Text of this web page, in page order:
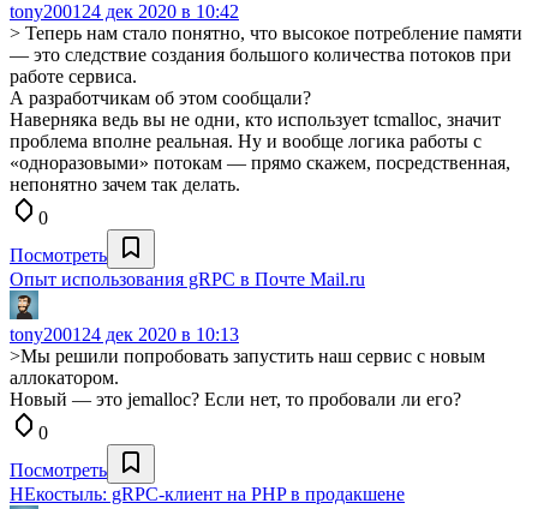
tony2001 24 дек 2020 в 10:42
> Теперь нам стало понятно, что высокое потребление памяти
— это следствие создания большого количества потоков при
работе сервиса.
А разработчикам об этом сообщали?
Наверняка ведь вы не одни, кто использует tcmalloc, значит
проблема вполне реальная. Ну и вообще логика работы с
«одноразовыми» потокам — прямо скажем, посредственная,
непонятно зачем так делать.
0
Посмотреть
Опыт использования gRPC в Почте Mail.ru
tony2001 24 дек 2020 в 10:13
>Мы решили попробовать запустить наш сервис с новым
аллокатором.
Новый — это jemalloc? Если нет, то пробовали ли его?
0
Посмотреть
НЕкостыль: gRPC-клиент на PHP в продакшене